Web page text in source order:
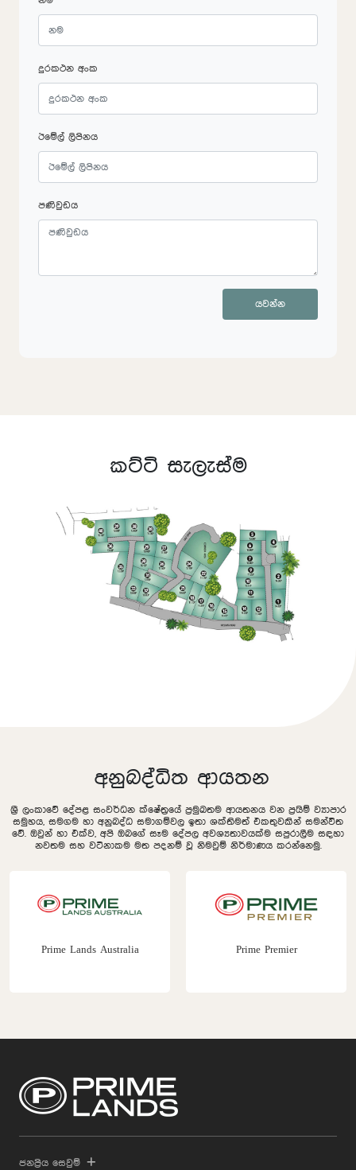
දුරකථන අංක
ඊමේල් ලිපිනය
පණිවුඩය
යවන්න
කට්ටි සැලැස්ම
අනුබද්ධිත ආයතන
ශ්‍රී ලංකාවේ දේපළ සංවර්ධන ක්ෂේත්‍රයේ ප්‍රමුඛතම ආයතනය වන ප්‍රයිම් ව්‍යාපාර
සමුහය, සමගම හා අනුබද්ධ සමාගම්වල ඉතා ශක්තිමත් එකතුවකින් සමන්විත
වේ. ඔවුන් හා එක්ව, අපි ඔබගේ සෑම දේපල අවශ්‍යතාවයක්ම සපුරාලීම සඳහා
නවතම සහ වටිනාකම මත පදනම් වූ නිමවුම් නිර්මාණය කරන්නෙමු.
Prime Lands Australia Prime Premier
ජනප්‍රිය සෙවුම්